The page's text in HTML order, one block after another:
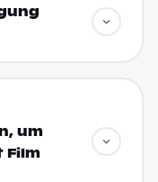
um
Film